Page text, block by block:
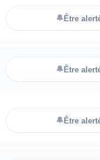
🔔Être
🔔Être
🔔Être